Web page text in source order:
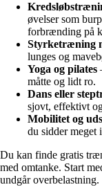
øvelser som
forbrænding på
Styrketræning
lunges og
Yoga og pilates
måtte og lidt ro.
Dans eller
sjovt, effektivt
Mobilitet og
du sidder meget
Du kan finde gratis
med omtanke. Start
undgår overbelastning.